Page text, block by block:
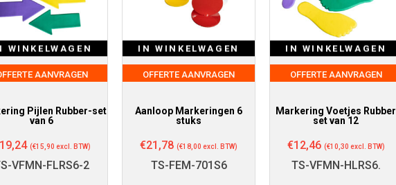
WINKELWAGEN
AANVRAGEN
Pijlen Rubber-set
van 6
(€15,90 excl. BTW)
VFMN-FLRS6-2
IN WINKELWAGEN
OFFERTE AANVRAGEN
Aanloop Markeringen 6
stuks
€21,78 (€18,00 excl. BTW)
TS-FEM-701S6
IN WINKELWAGEN
OFFERTE AANVRAGEN
Markering Voetjes Rubber
set van 12
€12,46 (€10,30 excl. BTW)
TS-VFMN-HLRS6.